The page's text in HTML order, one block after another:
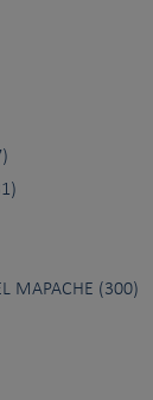
MAPACHE (300)